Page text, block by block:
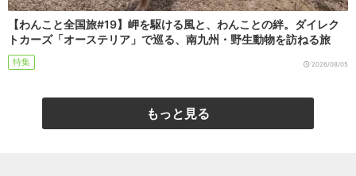
【わんこと全国旅#19】岬を駆ける風と、わんことの絆。ダイレク
トカーズ「オーステリア」で巡る、南九州・野生動物を訪ねる旅
特集 2026/08/05
もっと見る